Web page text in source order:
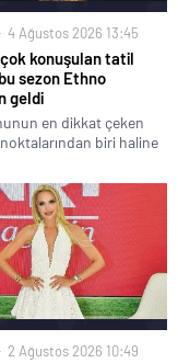
4 Ağustos 2026 13:45
çok konuşulan tatil
sezon Ethno
geldi
en dikkat çeken
biri haline
2 Ağustos 2026 10:49